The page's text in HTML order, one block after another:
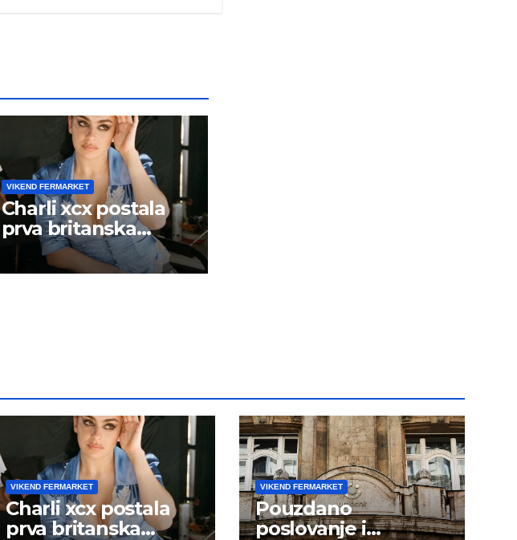
VIKEND FERMARKET
Charli xcx postala
prva britanska
pevačica sa dva
albuma na prvom
VIKEND FERMARKET
Charli xcx postala
prva britanska
VIKEND FERMARKET
Pouzdano
poslovanje i